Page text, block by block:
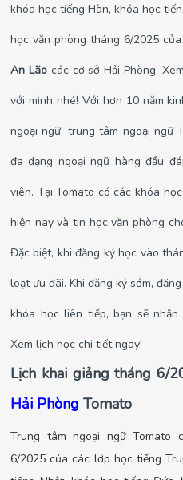
khóa học tiếng Hàn, khóa học
học văn phòng tháng 6/2025
An Lãocác cơ sở Hải Phòng.
với mình nhé! Với hơn 10 năm
ngoại ngữ, trung tâm ngoại ngữ
đa dạng ngoại ngữ hàng đầu
viên. Tại Tomato có các khóa
hiện nay và tin học văn phòng
Đặc biệt, khi đăng ký học vào
loạt ưu đãi. Khi đăng ký sớm,
khóa học liên tiếp, bạn sẽ
Xem lịch học chi tiết ngay!
Lịch khai giảng tháng 6/
Hải Phòng Tomato
Trung tâm ngoại ngữ Tomato
6/2025 của các lớp học tiếng